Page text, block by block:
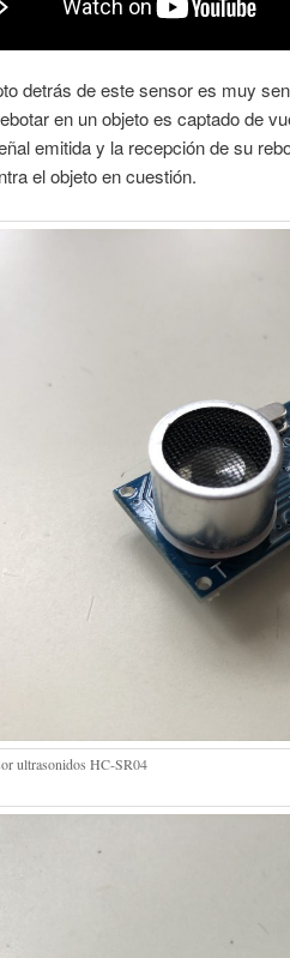
detrás de este sensor es muy
en un objeto es captado de
emitida y la recepción de su
el objeto en cuestión.
ultrasonidos HC-SR04